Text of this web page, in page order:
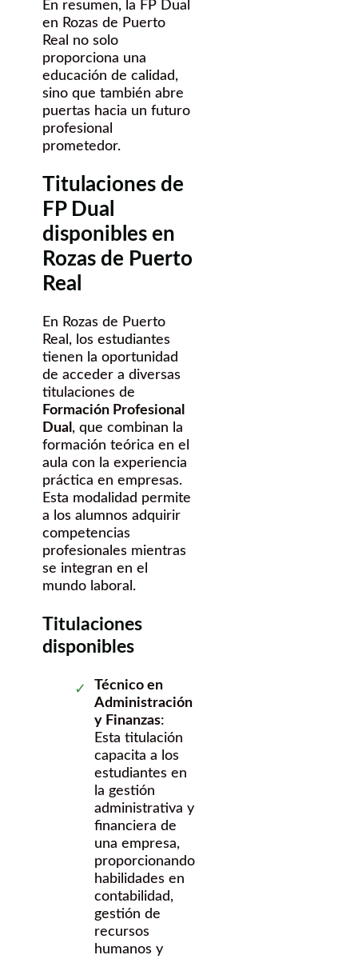
En resumen, la FP Dual
en Rozas de Puerto
Real no solo
proporciona una
educación de calidad,
sino que también abre
puertas hacia un futuro
profesional
prometedor.
Titulaciones de
FP Dual
disponibles en
Rozas de Puerto
Real
En Rozas de Puerto
Real, los estudiantes
tienen la oportunidad
de acceder a diversas
titulaciones de
Formación Profesional
Dual , que combinan la
formación teórica en el
aula con la experiencia
práctica en empresas.
Esta modalidad permite
a los alumnos adquirir
competencias
profesionales mientras
se integran en el
mundo laboral.
Titulaciones
disponibles
Técnico en
Administración
y Finanzas:
Esta titulación
capacita a los
estudiantes en
la gestión
administrativa y
financiera de
una empresa,
proporcionando
habilidades en
contabilidad,
gestión de
recursos
humanos y